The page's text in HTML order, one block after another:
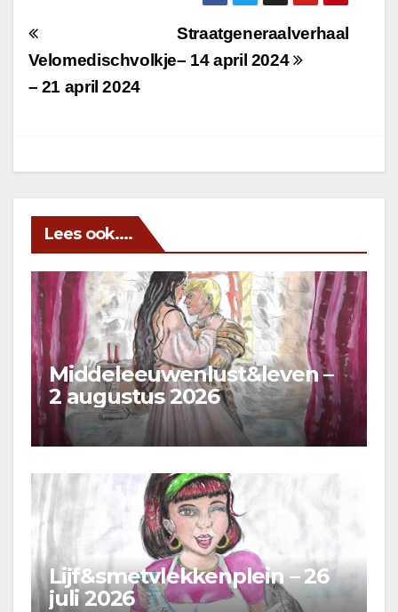
Berichtnavigatie
Straatgeneraalverhaal
– 14 april 2024
Velomedischvolkje
– 21 april 2024
Lees ook....
Middeleeuwenlust&leven –
2 augustus 2026
Lijf&smetvlekkenplein – 26
juli 2026